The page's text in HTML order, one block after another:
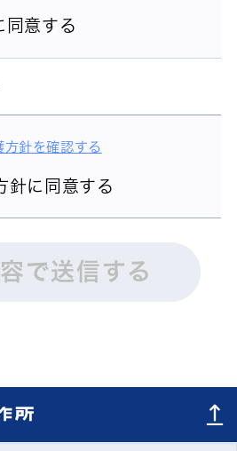
同意する
方針を確認する
針に同意する
で送信する